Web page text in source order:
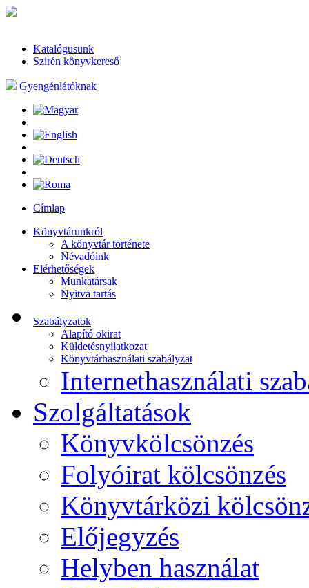
Katalógusunk
Szirén könyvkereső
Gyengénlátóknak
Címlap
Könyvtárunkról
A könyvtár története
Névadóink
Elérhetőségek
Munkatársak
Nyitva tartás
Szabályzatok
Alapító okirat
Küldetésnyilatkozat
Könyvtárhasználati szabályzat
Internethasználati
Szolgáltatások
Könyvkölcsönzés
Folyóirat kölcsönzés
Könyvtárközi
Előjegyzés
Helyben használat